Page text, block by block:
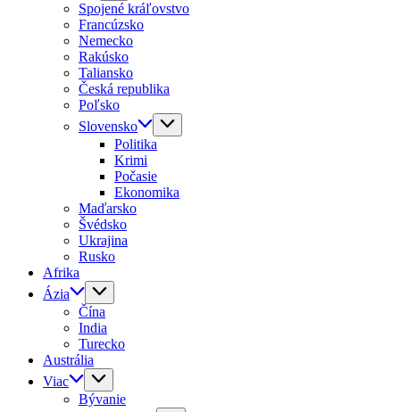
Spojené kráľovstvo
Francúzsko
Nemecko
Rakúsko
Taliansko
Česká republika
Poľsko
Slovensko
Politika
Krimi
Počasie
Ekonomika
Maďarsko
Švédsko
Ukrajina
Rusko
Afrika
Ázia
Čína
India
Turecko
Austrália
Viac
Bývanie